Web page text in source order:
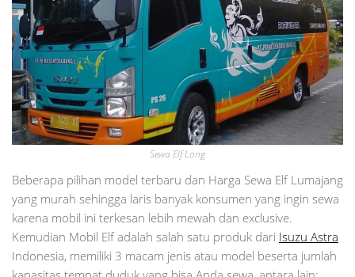
Sewa Elf Long
Beberapa pilihan model terbaru dan Harga Sewa Elf Lumajang
yang murah sehingga laris banyak konsumen yang ingin sewa
karena mobil ini terkesan lebih mewah dan exclusive.
Kemudian Mobil Elf adalah salah satu produk dari Isuzu Astra
Indonesia, memiliki 3 macam jenis atau model beserta jumlah